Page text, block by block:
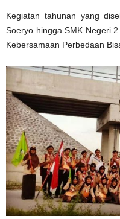
Kegiatan tahunan yang
Soeryo hingga SMK Negeri
Kebersamaan Perbedaan